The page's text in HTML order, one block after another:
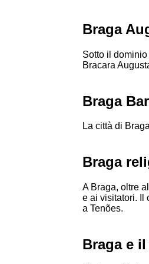
Braga
Sotto il
Bracara
Braga
La città di
Braga
A Braga, oltre
e ai visitatori. Il
a Tenões.
Braga e